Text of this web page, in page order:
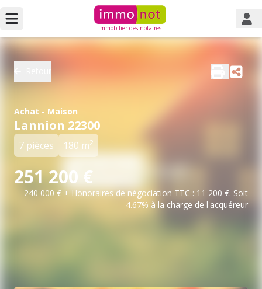
L'immobilier des notaires
Achat - Maison
Lannion 22300
7 pièces 180 m2
251 200 €
240 000 € + Honoraires de négociation TTC : 11 200 €. Soit
4.67% à la charge de l'acquéreur